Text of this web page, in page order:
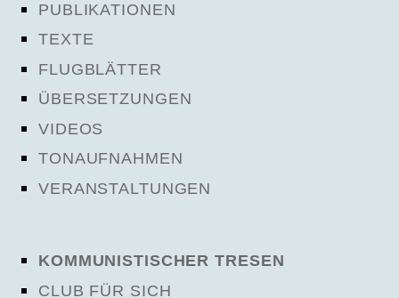
PUBLIKATIONEN
TEXTE
FLUGBLÄTTER
ÜBERSETZUNGEN
VIDEOS
TONAUFNAHMEN
VERANSTALTUNGEN
KOMMUNISTISCHER TRESEN
CLUB FÜR SICH